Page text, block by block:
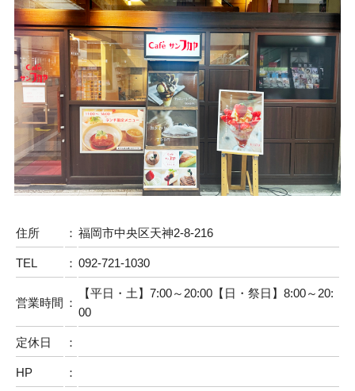
住所 ： 福岡市中央区天神2-8-216
TEL ： 092-721-1030
営業時間 ：
【平日・土】7:00～20:00【日・祭日】8:00～20:
00
定休日 ：
HP ：